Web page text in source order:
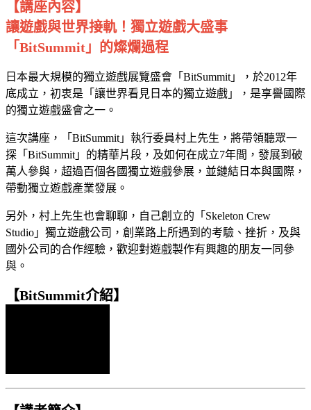
【講座內容】
讓遊戲與世界接軌！ 獨立遊戲大盛事
「BitSummit」的燦爛過程
日本最大規模的獨立遊戲展覽盛會「BitSummit」，於2012年
底成立，初衷是「讓世界看見日本的獨立遊戲」，是享譽國際
的獨立遊戲盛會之一。
這次講座，「BitSummit」執行委員村上先生，將帶領聽眾一
探「BitSummit」的精華片段，及如何在成立7年間，發展到破
萬人參與，超過百個各國獨立遊戲參展，並鏈結日本與國際，
帶動獨立遊戲產業發展。
另外，村上先生也會聊聊，自己創立的「Skeleton Crew
Studio」獨立遊戲公司，創業路上所遇到的考驗、挫折，及與
國外公司的合作經驗，歡迎對遊戲製作有興趣的朋友一同參
與。
【BitSummit介紹】